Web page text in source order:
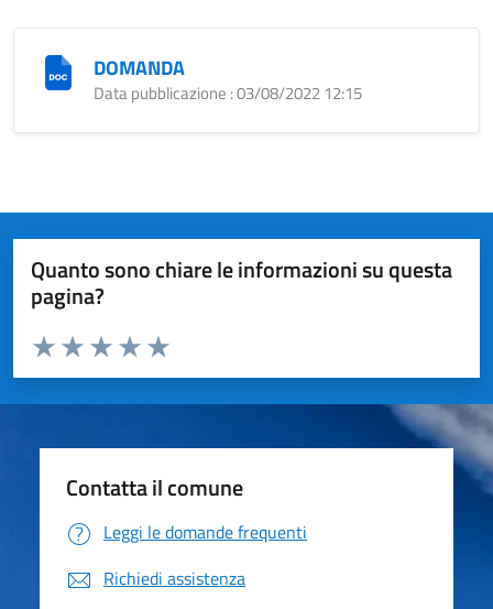
DOMANDA
Data pubblicazione : 03/08/2022 12:15
Quanto sono chiare le informazioni su questa
pagina?
Valuta da 1 a 5 stelle la pagina
Valuta 5 stelle su 5
Valuta 4 stelle su 5
Valuta 3 stelle su 5
Valuta 2 stelle su 5
Valuta 1 stelle su 5
Contatta il comune
Leggi le domande frequenti
Richiedi assistenza